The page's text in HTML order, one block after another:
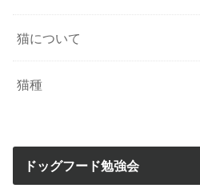
猫について
猫種
ドッグフード勉強会